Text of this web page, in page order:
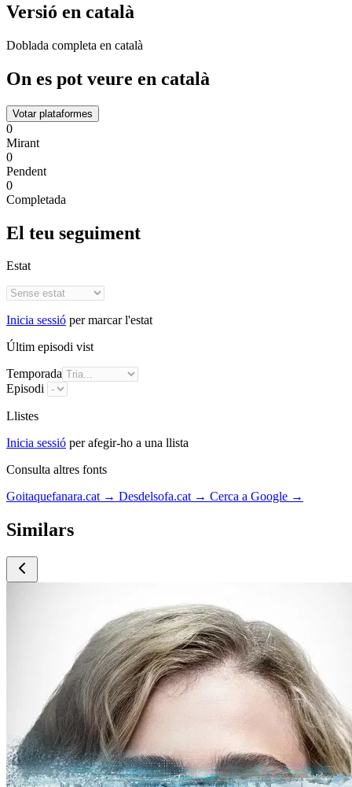
Versió en català
Doblada completa en català
On es pot veure en català
Votar plataformes
0
Mirant
0
Pendent
0
Completada
El teu seguiment
Estat
Inicia sessió per marcar l'estat
Últim episodi vist
Temporada
Episodi
Llistes
Inicia sessió per afegir-ho a una llista
Consulta altres fonts
Goitaquefanara.cat → Desdelsofa.cat → Cerca a Google →
Similars